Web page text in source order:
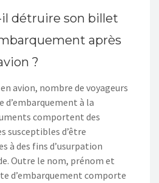
détruire son billet
après
?
avion, nombre de voyageurs
à la
comportent des
susceptibles d’être
à des fins d’usurpation
Outre le nom, prénom et
d’embarquement comporte